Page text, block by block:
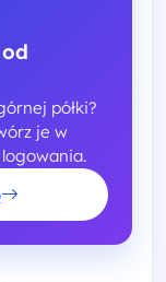
półki?
je w